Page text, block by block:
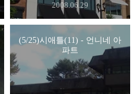
2008.06.29
(5/25)시애틀(11) - 언니네 아
파트